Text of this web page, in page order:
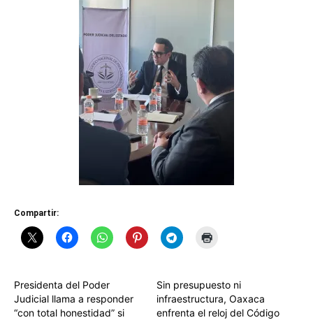
Compartir:
Presidenta del Poder
Judicial llama a responder
“con total honestidad” si
Sin presupuesto ni
infraestructura, Oaxaca
enfrenta el reloj del Código